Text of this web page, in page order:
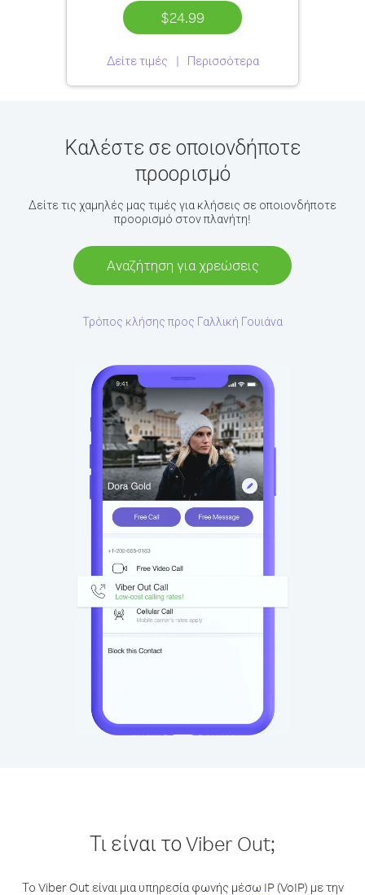
$24.99
Δείτε τιμές Περισσότερα
Καλέστε σε οποιονδήποτε
προορισμό
Δείτε τις χαμηλές μας τιμές για κλήσεις σε οποιονδήποτε
προορισμό στον πλανήτη!
Αναζήτηση για χρεώσεις
Τρόπος κλήσης προς Γαλλική Γουιάνα
Τι είναι το Viber Out;
Το Viber Out είναι μια υπηρεσία φωνής μέσω IP (VoIP) με την